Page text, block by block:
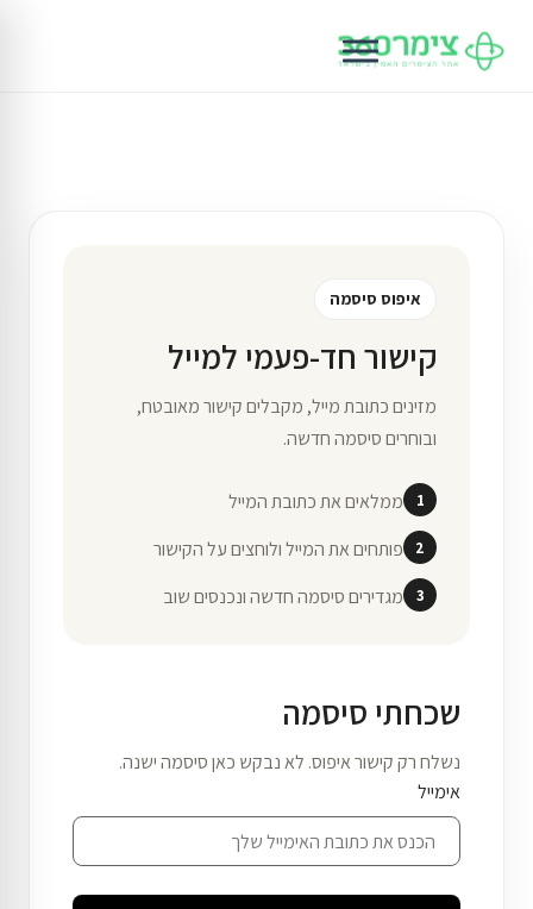
איפוס סיסמה
קישור חד-פעמי למייל
מזינים כתובת מייל, מקבלים קישור מאובטח,
ובוחרים סיסמה חדשה.
1 ממלאים את כתובת המייל
2 פותחים את המייל ולוחצים על הקישור
3 מגדירים סיסמה חדשה ונכנסים שוב
שכחתי סיסמה
נשלח רק קישור איפוס. לא נבקש כאן סיסמה ישנה.
אימייל